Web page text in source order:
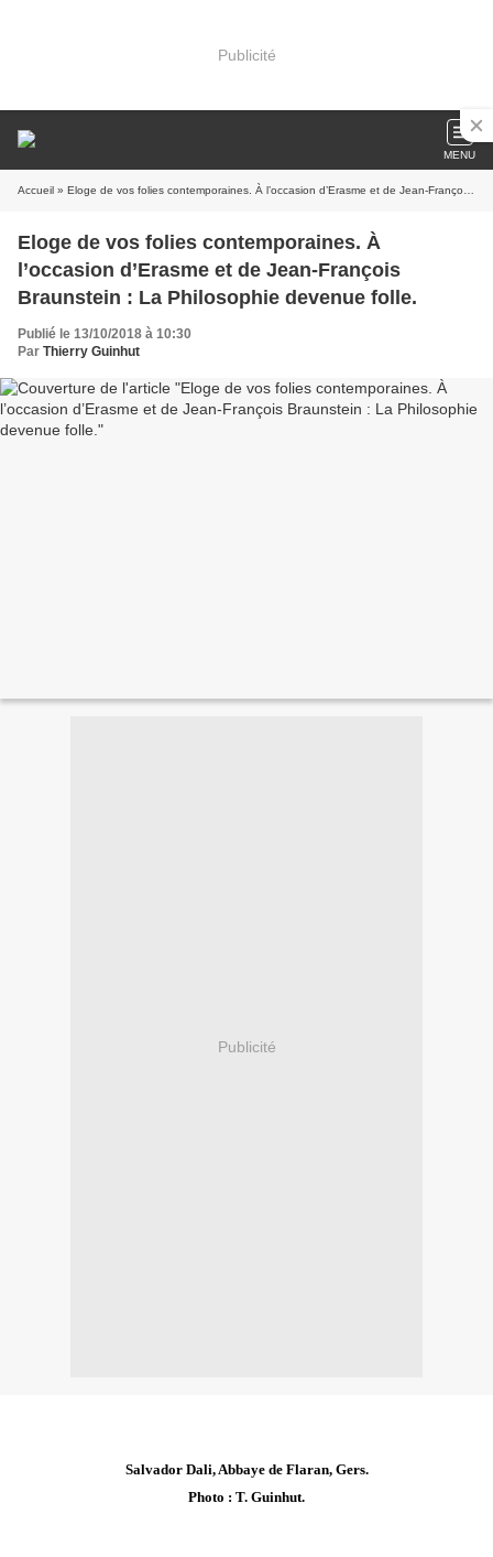
Publicité
MENU
Accueil » Eloge de vos folies contemporaines. À l’occasion d’Erasme et de Jean-François Braunstein : La Philosophie devenue folle.
Eloge de vos folies contemporaines. À
l’occasion d’Erasme et de Jean-François
Braunstein : La Philosophie devenue folle.
Publié le 13/10/2018 à 10:30
Par Thierry Guinhut
Publicité
Salvador Dali, Abbaye de Flaran, Gers.
Photo : T. Guinhut.